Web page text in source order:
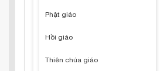
Phật giáo
Hồi giáo
Thiên chúa giáo